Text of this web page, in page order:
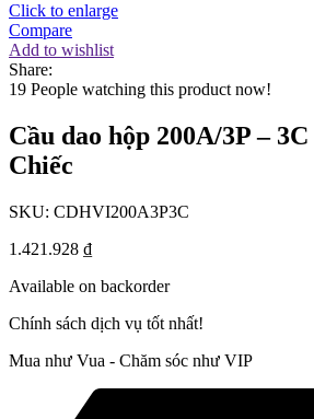
Click to enlarge
Compare
Add to wishlist
Share:
19 People watching this product now!
Cầu dao hộp 200A/3P –
Chiếc
SKU: CDHVI200A3P3C
1.421.928 ₫
Available on backorder
Chính sách dịch vụ tốt nhất!
Mua như Vua - Chăm sóc như VIP